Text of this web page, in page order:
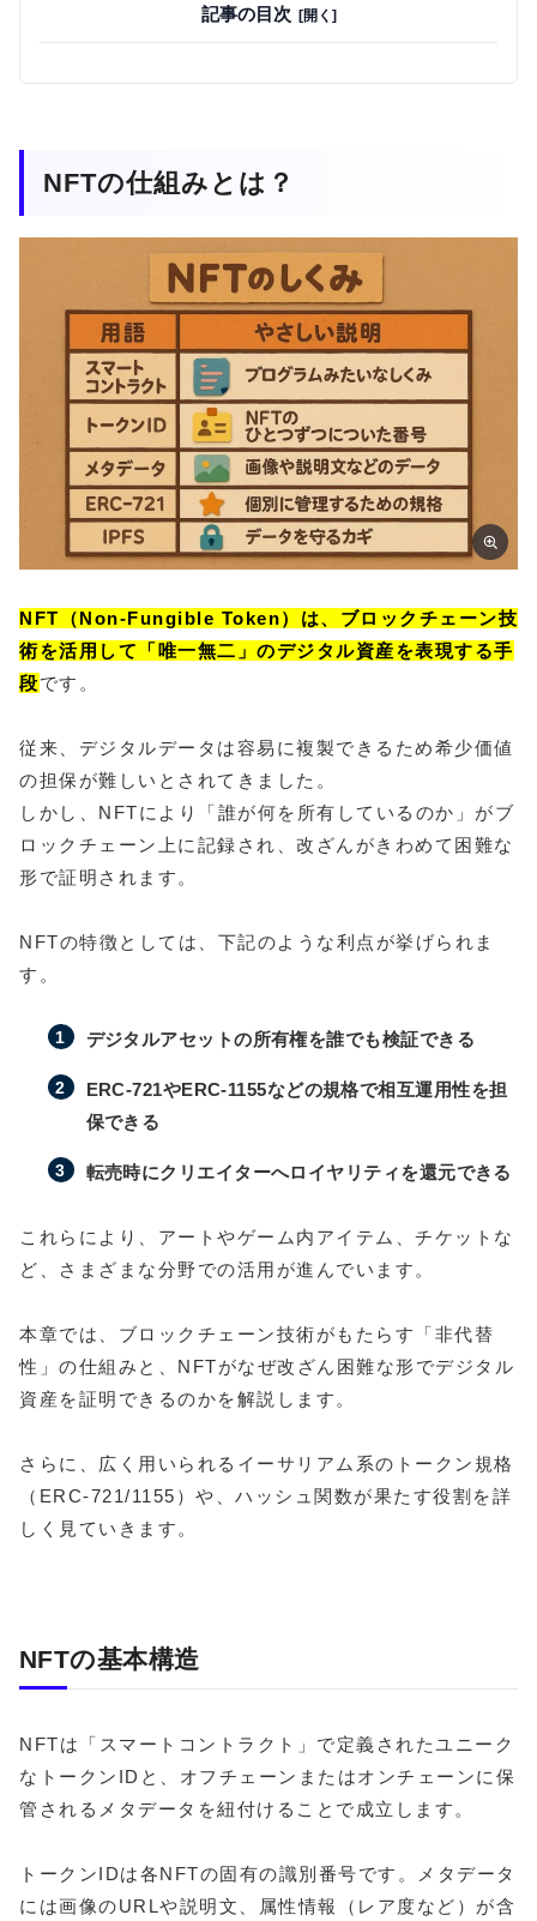
記事の目次
NFTの仕組みとは？
NFT（Non-Fungible Token）は、ブロックチェーン技
術を活用して「唯一無二」のデジタル資産を表現する手
段です。
従来、デジタルデータは容易に複製できるため希少価値
の担保が難しいとされてきました。
しかし、NFTにより「誰が何を所有しているのか」がブ
ロックチェーン上に記録され、改ざんがきわめて困難な
形で証明されます。
NFTの特徴としては、下記のような利点が挙げられま
す。
デジタルアセットの所有権を誰でも検証できる
ERC-721やERC-1155などの規格で相互運用性を担
保できる
転売時にクリエイターへロイヤリティを還元できる
これらにより、アートやゲーム内アイテム、チケットな
ど、さまざまな分野での活用が進んでいます。
本章では、ブロックチェーン技術がもたらす「非代替
性」の仕組みと、NFTがなぜ改ざん困難な形でデジタル
資産を証明できるのかを解説します。
さらに、広く用いられるイーサリアム系のトークン規格
（ERC-721/1155）や、ハッシュ関数が果たす役割を詳
しく見ていきます。
NFTの基本構造
NFTは「スマートコントラクト」で定義されたユニーク
なトークンIDと、オフチェーンまたはオンチェーンに保
管されるメタデータを紐付けることで成立します。
トークンIDは各NFTの固有の識別番号です。メタデータ
には画像のURLや説明文、属性情報（レア度など）が含